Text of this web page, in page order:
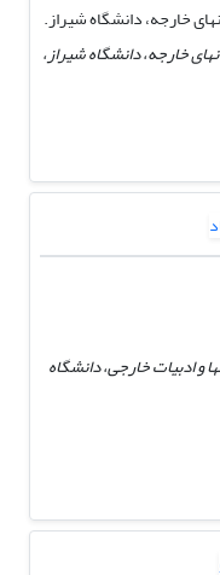
خارجه، دانشگاه شیراز.
خارجه، دانشگاه شیراز،
و ادبیات خارجی، دانشگاه